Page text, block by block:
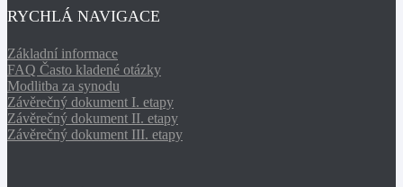
RYCHLÁ NAVIGACE
Základní informace
FAQ Často kladené otázky
Modlitba za synodu
Závěrečný dokument I. etapy
Závěrečný dokument II. etapy
Závěrečný dokument III. etapy